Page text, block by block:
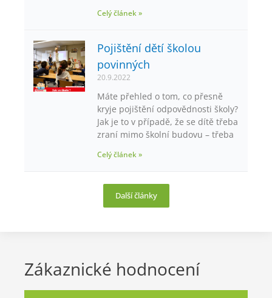
Celý článek »
Pojištění dětí školou
povinných
20.9.2022
Máte přehled o tom, co přesně
kryje pojištění odpovědnosti školy?
Jak je to v případě, že se dítě třeba
zraní mimo školní budovu – třeba
Celý článek »
Další články
Zákaznické hodnocení